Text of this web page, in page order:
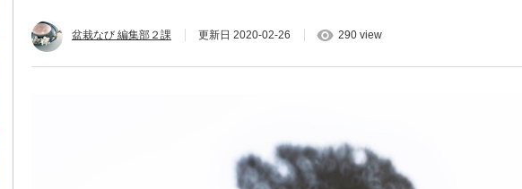
盆栽なび 編集部２課 更新日 2020-02-26 290 view